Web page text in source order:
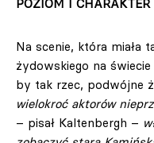
POZIOM I CHARAKTER
Na scenie, która miała
żydowskiego na
by tak rzec, podwójne
wielokroć aktorów
– pisał Kaltenbergh –